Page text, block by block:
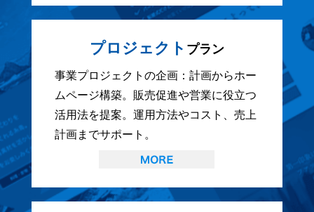
プロジェクト プラン
事業プロジェクトの企画：計画からホー
ムページ構築。販売促進や営業に役立つ
活用法を提案。運用方法やコスト、売上
計画までサポート。